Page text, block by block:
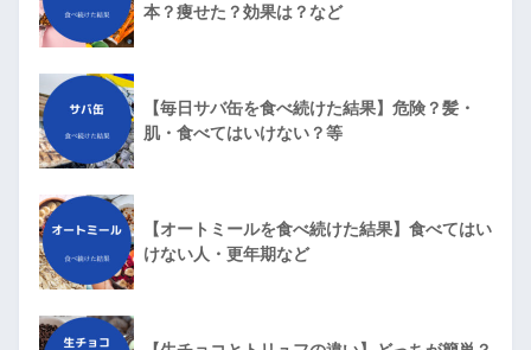
本？痩せた？効果は？など
【毎日サバ缶を食べ続けた結果】危険？髪・
肌・食べてはいけない？等
【オートミールを食べ続けた結果】食べてはい
けない人・更年期など